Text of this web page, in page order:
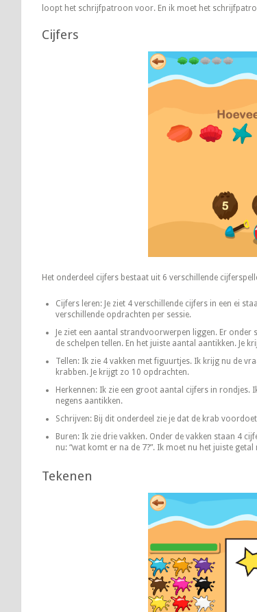
loopt het schrijfpatroon voor. En ik moet het
Cijfers
Het onderdeel cijfers bestaat uit 6 verschillende
Cijfers leren: Je ziet 4 verschillende cijfers in een ei
verschillende opdrachten per sessie.
Je ziet een aantal strandvoorwerpen liggen. Er onder
de schelpen tellen. En het juiste aantal aantikken. Je
Tellen: Ik zie 4 vakken met figuurtjes. Ik krijg nu de
krabben. Je krijgt zo 10 opdrachten.
Herkennen: Ik zie een groot aantal cijfers in rondjes.
negens aantikken.
Schrijven: Bij dit onderdeel zie je dat de krab
Buren: Ik zie drie vakken. Onder de vakken staan 4
nu: “wat komt er na de 7?”. Ik moet nu het juiste
Tekenen